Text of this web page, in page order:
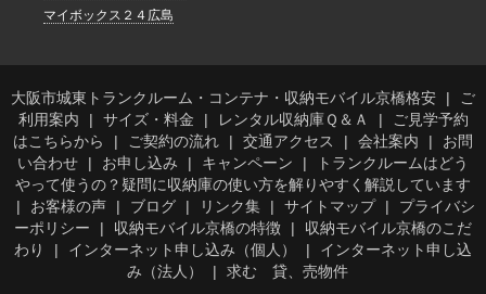
マイボックス２４広島
大阪市城東トランクルーム・コンテナ・収納モバイル京橋格安
ご
利用案内
サイズ・料金 レンタル収納庫Ｑ＆Ａ
ご見学予約
はこちらから
ご契約の流れ 交通アクセス 会社案内
お問
い合わせ
お申し込み キャンペーン
トランクルームはどう
やって使うの？疑問に収納庫の使い方を解りやすく解説しています
お客様の声
ブログ リンク集 サイトマップ
プライバシ
ーポリシー
収納モバイル京橋の特徴
収納モバイル京橋のこだ
わり
インターネット申し込み（個人）
インターネット申し込
み（法人）
求む 貸、売物件